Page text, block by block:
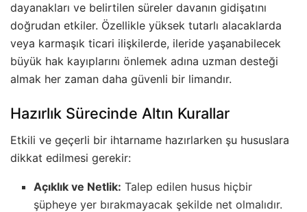
dayanakları ve belirtilen süreler davanın gidişatını
doğrudan etkiler. Özellikle yüksek tutarlı alacaklarda
veya karmaşık ticari ilişkilerde, ileride yaşanabilecek
büyük hak kayıplarını önlemek adına uzman desteği
almak her zaman daha güvenli bir limandır.
Hazırlık Sürecinde Altın Kurallar
Etkili ve geçerli bir ihtarname hazırlarken şu hususlara
dikkat edilmesi gerekir:
Açıklık ve Netlik: Talep edilen husus hiçbir
şüpheye yer bırakmayacak şekilde net olmalıdır.